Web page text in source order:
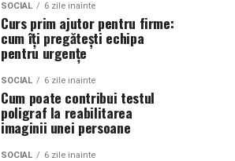
SOCIAL 6 zile inainte
Curs prim ajutor pentru firme:
cum îți pregătești echipa
pentru urgențe
SOCIAL 6 zile inainte
Cum poate contribui testul
poligraf la reabilitarea
imaginii unei persoane
SOCIAL 6 zile inainte